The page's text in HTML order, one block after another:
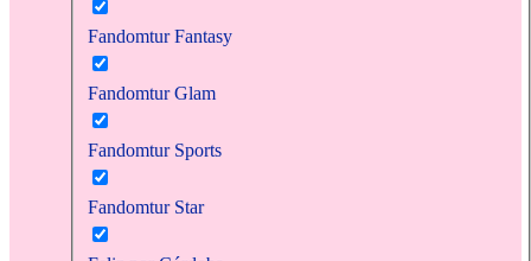
Fandomtur Fantasy
Fandomtur Glam
Fandomtur Sports
Fandomtur Star